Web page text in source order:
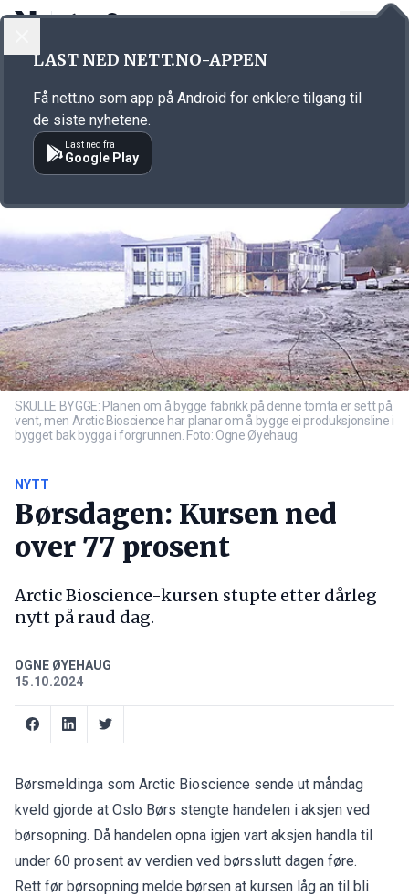
Annonsørinnhold
SKULLE BYGGE: Planen om å bygge fabrikk på denne tomta er sett på
vent, men Arctic Bioscience har planar om å bygge ei produksjonsline i
bygget bak bygga i forgrunnen. Foto: Ogne Øyehaug
NYTT
Børsdagen: Kursen ned
over 77 prosent
Arctic Bioscience-kursen stupte etter dårleg
nytt på raud dag.
OGNE ØYEHAUG
15.10.2024
Børsmeldinga som Arctic Bioscience sende ut måndag
kveld gjorde at Oslo Børs stengte handelen i aksjen ved
børsopning. Då handelen opna igjen vart aksjen handla til
under 60 prosent av verdien ved børsslutt dagen føre.
Rett før børsopning melde børsen at kursen låg an til bli
LAST NED NETT.NO-APPEN
Få nett.no som app på Android for enklere tilgang til
de siste nyhetene.
Last ned fra
Google Play